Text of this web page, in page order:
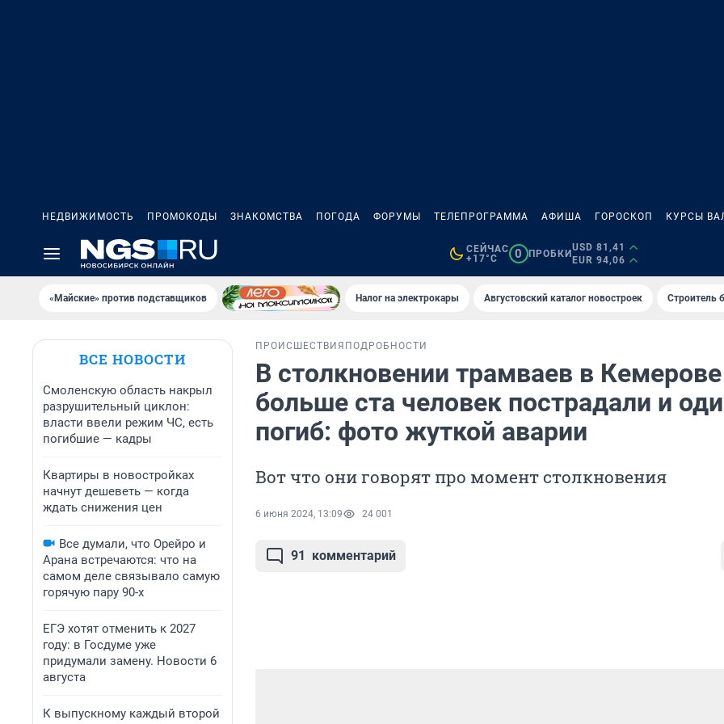
НЕДВИЖИМОСТЬ ПРОМОКОДЫ ЗНАКОМСТВА ПОГОДА ФОРУМЫ ТЕЛЕПРОГРАММА АФИША ГОРОСКОП КУРСЫ
СЕЙЧАС
+17°C
0 ПРОБКИ
USD 81,41
EUR 94,06
«Майские» против подставщиков Налог на электрокары Августовский каталог новостроек Строитель
ВСЕ НОВОСТИ
Смоленскую область накрыл
разрушительный циклон:
власти ввели режим ЧС, есть
погибшие — кадры
Квартиры в новостройках
начнут дешеветь — когда
ждать снижения цен
Все думали, что Орейро и
Арана встречаются: что на
самом деле связывало самую
горячую пару 90-х
ЕГЭ хотят отменить к 2027
году: в Госдуме уже
придумали замену. Новости 6
августа
К выпускному каждый второй
ПРОИСШЕСТВИЯ ПОДРОБНОСТИ
В столкновении трамваев в Кемерове
больше ста человек пострадали и
погиб: фото жуткой аварии
Вот что они говорят про момент столкновения
6 июня 2024, 13:09 24 001
91 комментарий